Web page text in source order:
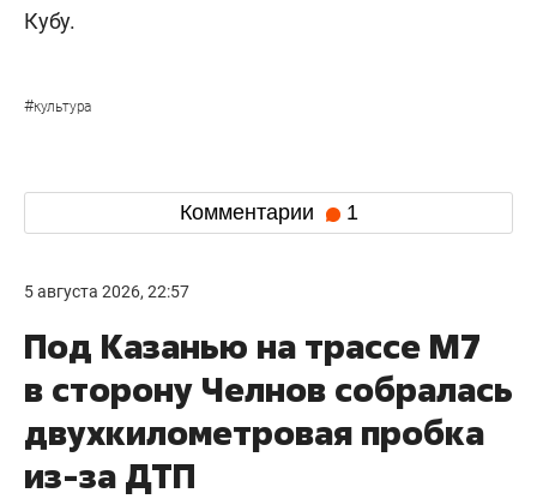
Кубу.
#культура
Комментарии 1
5 августа 2026, 22:57
Под Казанью на трассе М7
в сторону Челнов собралась
двухкилометровая пробка
из-за ДТП